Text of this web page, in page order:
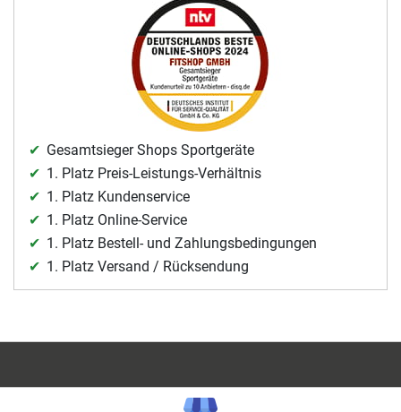
Gesamtsieger Shops Sportgeräte
1. Platz Preis-Leistungs-Verhältnis
1. Platz Kundenservice
1. Platz Online-Service
1. Platz Bestell- und Zahlungsbedingungen
1. Platz Versand / Rücksendung